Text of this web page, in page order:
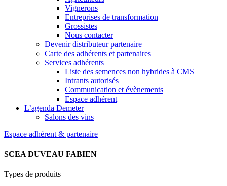
Vignerons
Entreprises de transformation
Grossistes
Nous contacter
Devenir distributeur partenaire
Carte des adhérents et partenaires
Services adhérents
Liste des semences non hybrides à CMS
Intrants autorisés
Communication et évènements
Espace adhérent
L’agenda Demeter
Salons des vins
Espace adhérent & partenaire
SCEA DUVEAU FABIEN
Types de produits